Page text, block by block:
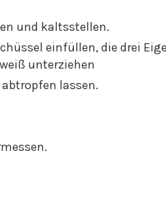
und kaltsstellen.
einfüllen, die drei
unterziehen
lassen.